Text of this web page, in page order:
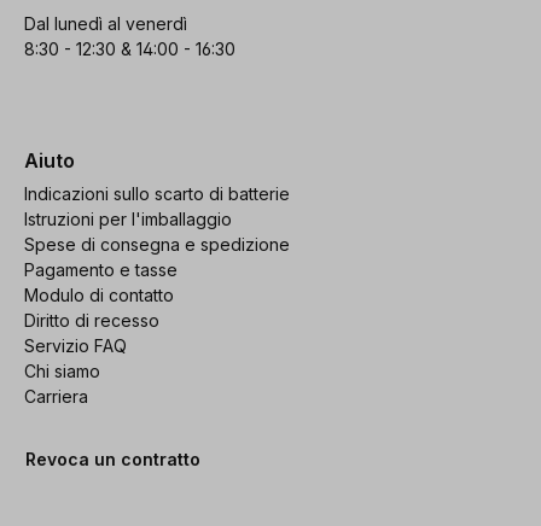
Dal lunedì al venerdì
8:30 - 12:30 & 14:00 - 16:30
Aiuto
Indicazioni sullo scarto di batterie
Istruzioni per l'imballaggio
Spese di consegna e spedizione
Pagamento e tasse
Modulo di contatto
Diritto di recesso
Servizio FAQ
Chi siamo
Carriera
Revoca un contratto